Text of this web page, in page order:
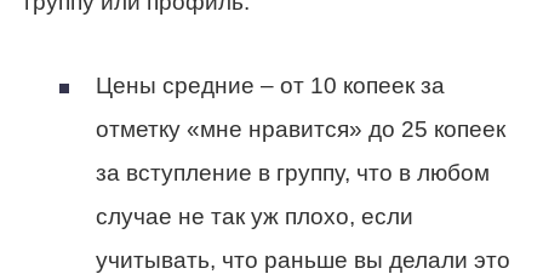
Цены средние – от 10 копеек за
отметку «мне нравится» до 25 копеек
за вступление в группу, что в любом
случае не так уж плохо, если
учитывать, что раньше вы делали это